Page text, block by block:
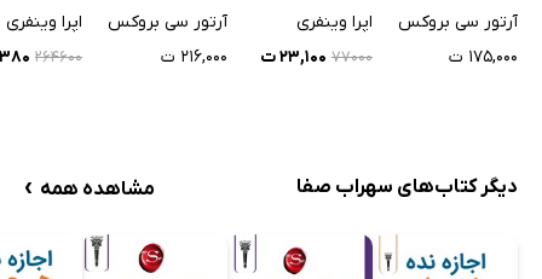
شادی
آرتور سی بروکس
۱۷۵,۰۰۰ ت
اپرا وینفری
۷۷۰۰۰ ۲۳,۱۰۰ ت
آرتور سی بروکس
۲۱۶,۰۰۰ ت
داری بساز
اپرا وینفری
۲۶۴۶۰۰
دیگر کتاب‌های سهراب صفا مشاهده همه ›